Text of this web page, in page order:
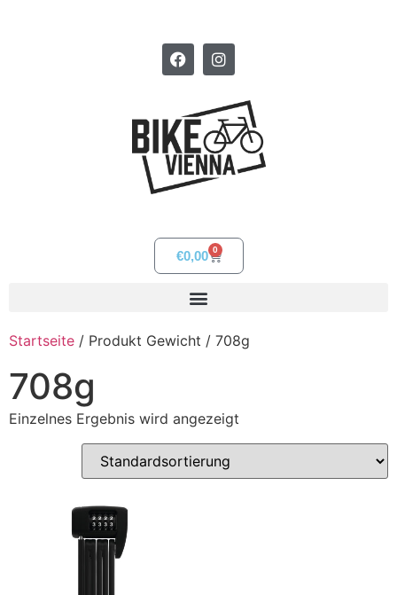
€0,00 0
Startseite / Produkt Gewicht / 708g
708g
Einzelnes Ergebnis wird angezeigt